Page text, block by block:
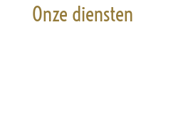
Onze diensten